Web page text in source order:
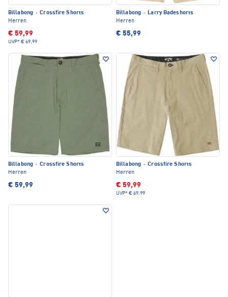
Billabong · Crossfire Shorts
Herren
€ 59,99
UVP* € 69,99
Billabong · Larry Badeshorts
Herren
€ 55,99
Billabong · Crossfire Shorts
Herren
€ 59,99
Billabong · Crossfire Shorts
Herren
€ 59,99
UVP* € 69,99